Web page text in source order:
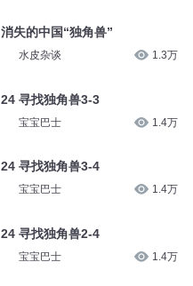
消失的中国“独角兽”
水皮杂谈 1.3万
24 寻找独角兽3-3
宝宝巴士 1.4万
24 寻找独角兽3-4
宝宝巴士 1.4万
24 寻找独角兽2-4
宝宝巴士 1.4万